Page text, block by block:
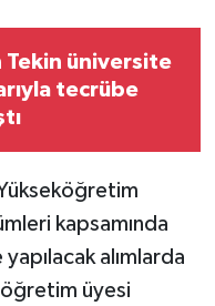
Tekin üniversite
tecrübe
kapsamında
alımlarda
üyesi